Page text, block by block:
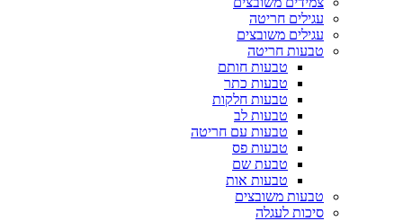
עגילים חריטה
עגילים משובצים
טבעות חריטה
טבעות חותם
טבעות כתר
טבעות חלקות
טבעות לב
טבעות עם חריטה
טבעות פס
טבעת שם
טבעות אות
טבעות משובצים
סיכות לעגלה